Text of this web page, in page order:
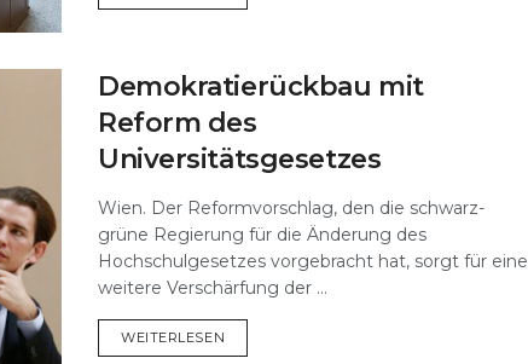
Demokratierückbau mit
Reform des
Universitätsgesetzes
Wien. Der Reformvorschlag, den die schwarz-
grüne Regierung für die Änderung des
Hochschulgesetzes vorgebracht hat, sorgt für eine
weitere Verschärfung der ...
WEITERLESEN